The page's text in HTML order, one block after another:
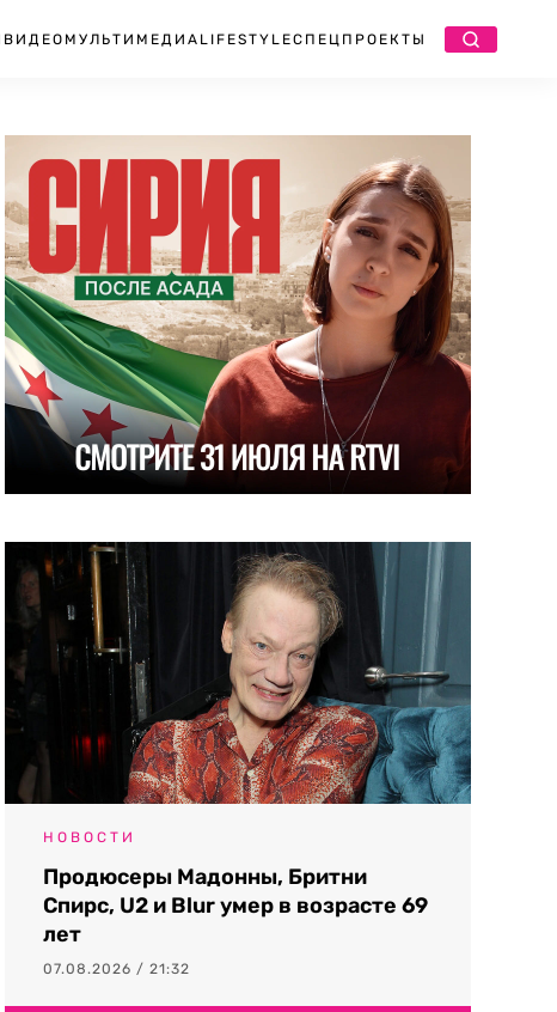
ВИДЕО МУЛЬТИМЕДИА LIFESTYLEСПЕЦПРОЕКТЫ
НОВОСТИ
Продюсеры Мадонны, Бритни
Спирс, U2 и Blur умер в возрасте 69
лет
07.08.2026 / 21:32